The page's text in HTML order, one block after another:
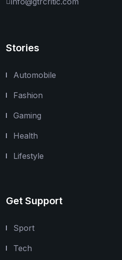
Stories
Automobile
Fashion
Gaming
Health
Lifestyle
Get Support
Sport
Tech